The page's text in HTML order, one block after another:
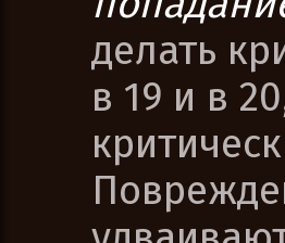
делать
в 19 и в